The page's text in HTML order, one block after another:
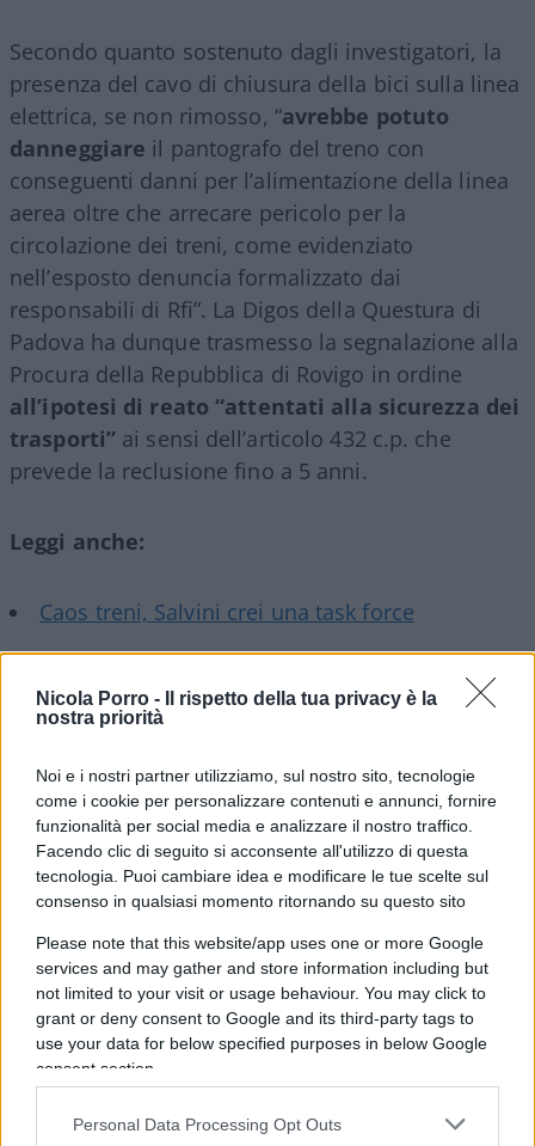
Nicola Porro -
Il rispetto della tua privacy è la
nostra priorità
Noi e i nostri partner utilizziamo, sul nostro sito, tecnologie
come i cookie per personalizzare contenuti e annunci, fornire
funzionalità per social media e analizzare il nostro traffico.
Facendo clic di seguito si acconsente all'utilizzo di questa
tecnologia. Puoi cambiare idea e modificare le tue scelte sul
consenso in qualsiasi momento ritornando su questo sito
Please note that this website/app uses one or more Google
services and may gather and store information including but
not limited to your visit or usage behaviour. You may click to
grant or deny consent to Google and its third-party tags to
use your data for below specified purposes in below Google
consent section.
Personal Data Processing Opt Outs
Secondo quanto sostenuto dagli investigatori, la
presenza del cavo di chiusura della bici sulla linea
elettrica, se non rimosso, “avrebbe potuto
danneggiare il pantografo del treno con
conseguenti danni per l’alimentazione della linea
aerea oltre che arrecare pericolo per la
circolazione dei treni, come evidenziato
nell’esposto denuncia formalizzato dai
responsabili di Rfi”. La Digos della Questura di
Padova ha dunque trasmesso la segnalazione alla
Procura della Repubblica di Rovigo in ordine
all’ipotesi di reato “attentati alla sicurezza dei
trasporti” ai sensi dell’articolo 432 c.p. che
prevede la reclusione fino a 5 anni.
Leggi anche:
Caos treni, Salvini crei una task force
Immediata la presa di posizione del
ministero
denuncia formalizzata da Fs dopo la segnalazione,
in Veneto, di un oggetto che avrebbe potuto
causare danni significativi al pantografo e alla
linea elettrica dei treni è estremamente
preoccupante” si legge in una nota. Il dicastero ha
rimarcato che l’ipotesi di attentato ai trasporti è
un fatto che non può e non deve essere
sottovalutato: “Siamo di fronte a un ulteriore
elemento dopo l’esposto di pochi giorni fa.
L’auspicio è che sia fatta chiarezza in tempi